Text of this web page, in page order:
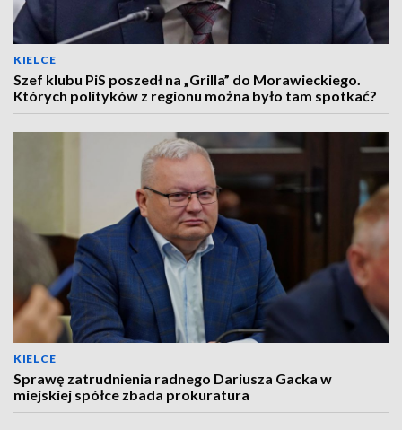
KIELCE
Szef klubu PiS poszedł na „Grilla” do Morawieckiego.
Których polityków z regionu można było tam spotkać?
KIELCE
Sprawę zatrudnienia radnego Dariusza Gacka w
miejskiej spółce zbada prokuratura